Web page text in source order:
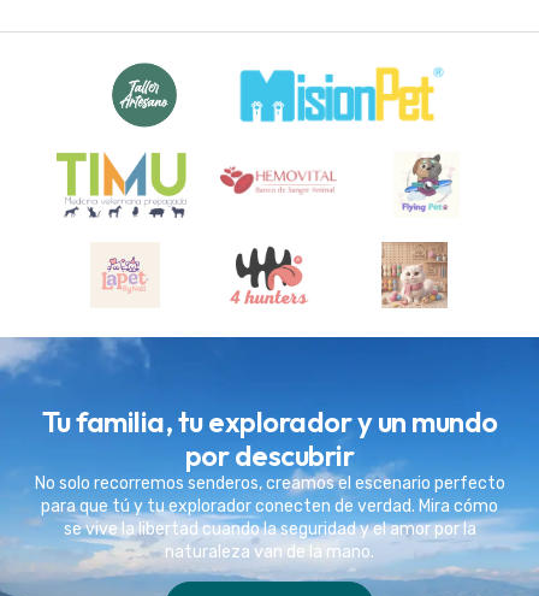
Tu familia, tu explorador y un mundo
por descubrir
No solo recorremos senderos, creamos el escenario perfecto
para que tú y tu explorador conecten de verdad. Mira cómo
se vive la libertad cuando la seguridad y el amor por la
naturaleza van de la mano.